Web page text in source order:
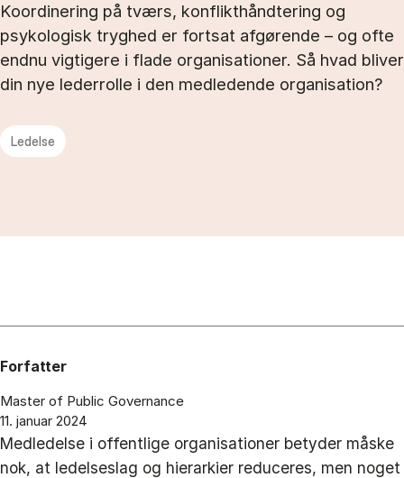
Koordinering på tværs, konflikthåndtering og
psykologisk tryghed er fortsat afgørende – og ofte
endnu vigtigere i flade organisationer. Så hvad bliver
din nye lederrolle i den medledende organisation?
Ledelse
Forfatter
Master of Public Governance
11. januar 2024
Medledelse i offentlige organisationer betyder måske
nok, at ledelseslag og hierarkier reduceres, men noget